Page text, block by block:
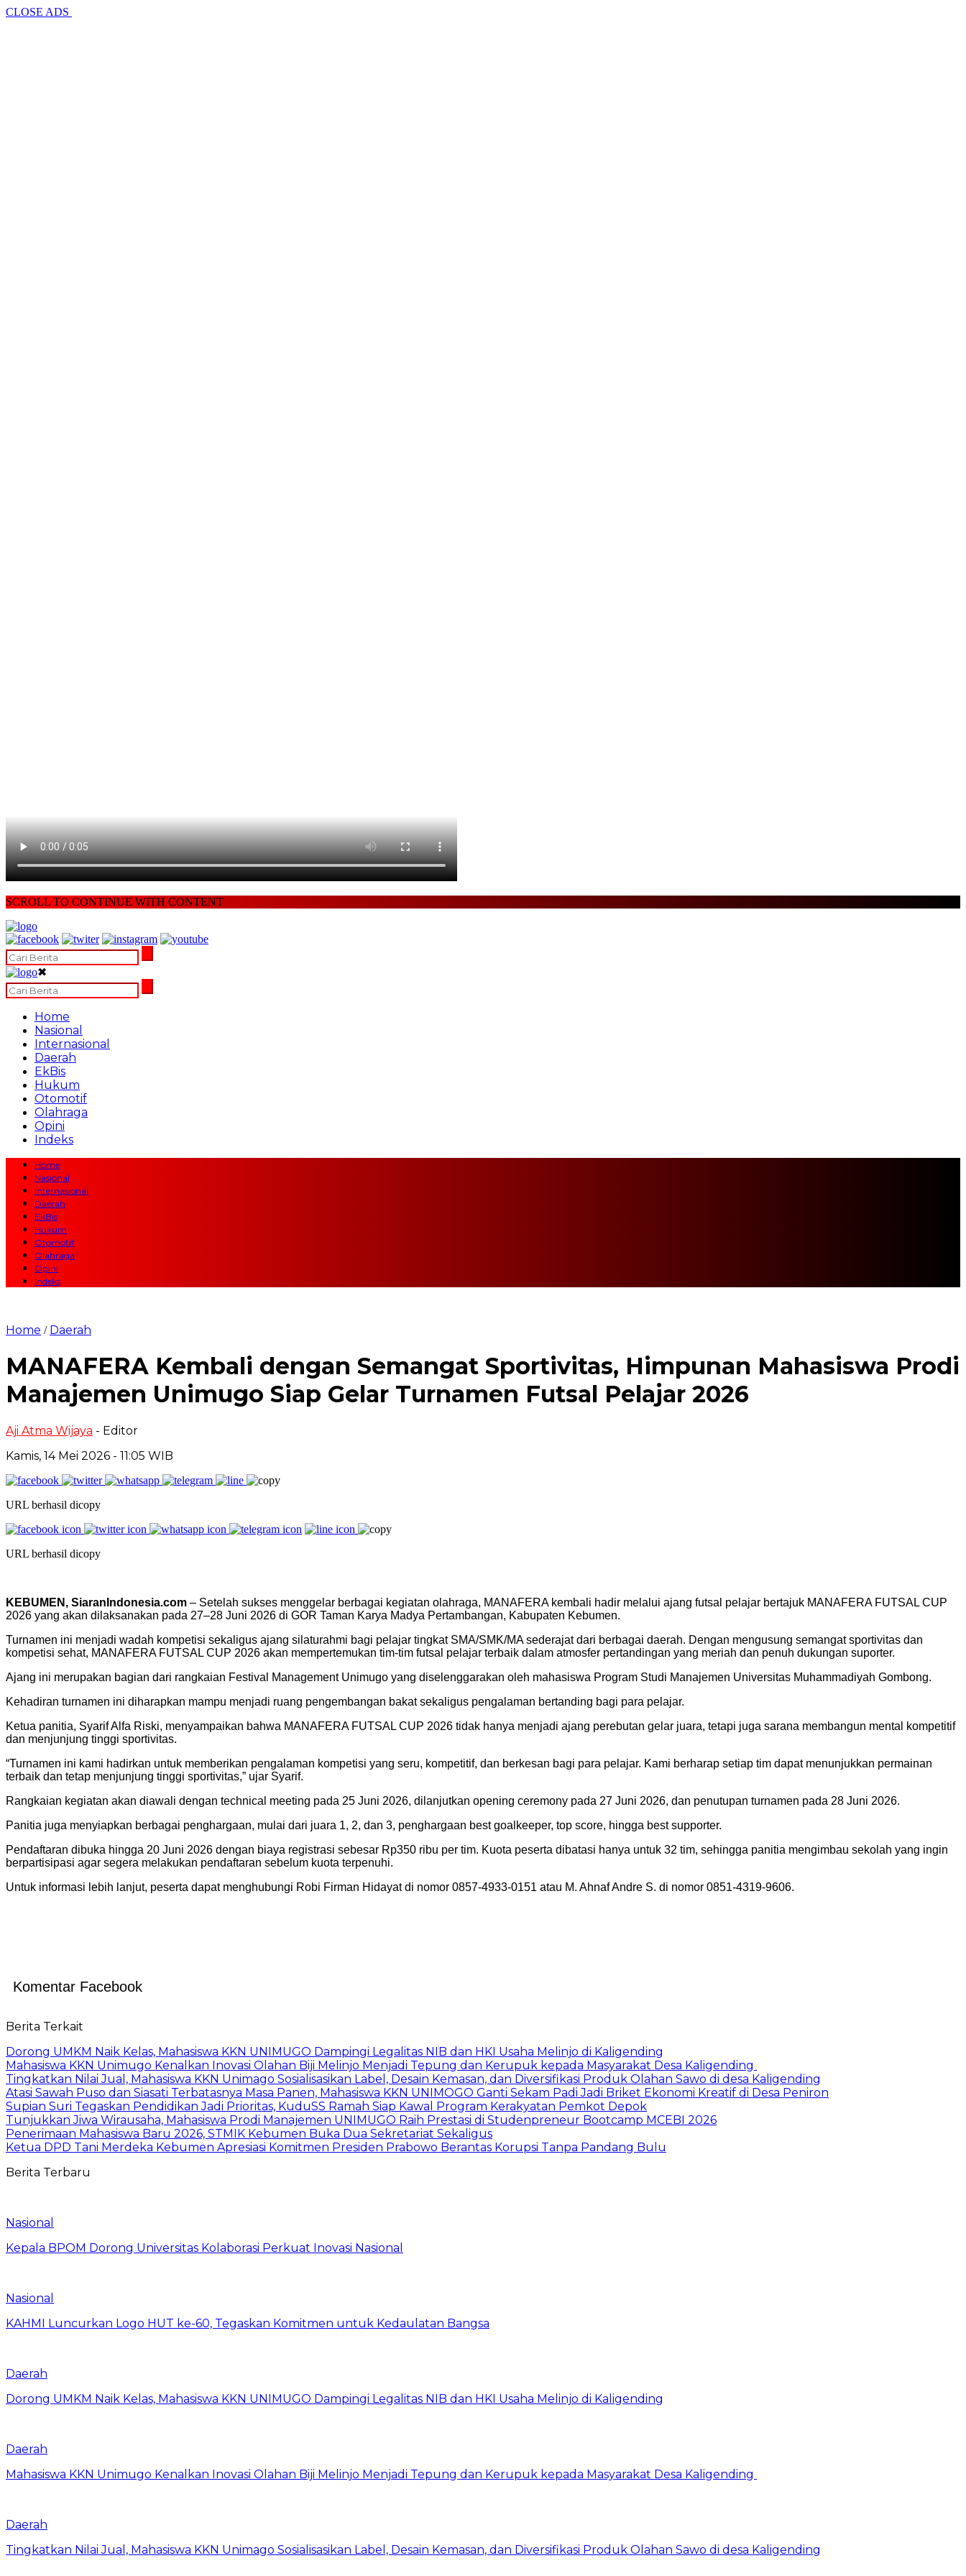
CLOSE ADS
SCROLL TO CONTINUE WITH CONTENT
✖
Home
Nasional
Internasional
Daerah
EkBis
Hukum
Otomotif
Olahraga
Opini
Indeks
Home
Nasional
Internasional
Daerah
EkBis
Hukum
Otomotif
Olahraga
Opini
Indeks
Home / Daerah
MANAFERA Kembali dengan Semangat Sportivitas, Himpunan Mahasiswa Prodi
Manajemen Unimugo Siap Gelar Turnamen Futsal Pelajar 2026
Aji Atma Wijaya - Editor
Kamis, 14 Mei 2026 - 11:05 WIB
URL berhasil dicopy
URL berhasil dicopy
KEBUMEN, SiaranIndonesia.com – Setelah sukses menggelar berbagai kegiatan olahraga, MANAFERA kembali hadir melalui ajang futsal pelajar bertajuk MANAFERA FUTSAL CUP
2026 yang akan dilaksanakan pada 27–28 Juni 2026 di GOR Taman Karya Madya Pertambangan, Kabupaten Kebumen.
Turnamen ini menjadi wadah kompetisi sekaligus ajang silaturahmi bagi pelajar tingkat SMA/SMK/MA sederajat dari berbagai daerah. Dengan mengusung semangat sportivitas dan
kompetisi sehat, MANAFERA FUTSAL CUP 2026 akan mempertemukan tim-tim futsal pelajar terbaik dalam atmosfer pertandingan yang meriah dan penuh dukungan suporter.
Ajang ini merupakan bagian dari rangkaian Festival Management Unimugo yang diselenggarakan oleh mahasiswa Program Studi Manajemen Universitas Muhammadiyah Gombong.
Kehadiran turnamen ini diharapkan mampu menjadi ruang pengembangan bakat sekaligus pengalaman bertanding bagi para pelajar.
Ketua panitia, Syarif Alfa Riski, menyampaikan bahwa MANAFERA FUTSAL CUP 2026 tidak hanya menjadi ajang perebutan gelar juara, tetapi juga sarana membangun mental kompetitif
dan menjunjung tinggi sportivitas.
“Turnamen ini kami hadirkan untuk memberikan pengalaman kompetisi yang seru, kompetitif, dan berkesan bagi para pelajar. Kami berharap setiap tim dapat menunjukkan permainan
terbaik dan tetap menjunjung tinggi sportivitas,” ujar Syarif.
Rangkaian kegiatan akan diawali dengan technical meeting pada 25 Juni 2026, dilanjutkan opening ceremony pada 27 Juni 2026, dan penutupan turnamen pada 28 Juni 2026.
Panitia juga menyiapkan berbagai penghargaan, mulai dari juara 1, 2, dan 3, penghargaan best goalkeeper, top score, hingga best supporter.
Pendaftaran dibuka hingga 20 Juni 2026 dengan biaya registrasi sebesar Rp350 ribu per tim. Kuota peserta dibatasi hanya untuk 32 tim, sehingga panitia mengimbau sekolah yang ingin
berpartisipasi agar segera melakukan pendaftaran sebelum kuota terpenuhi.
Untuk informasi lebih lanjut, peserta dapat menghubungi Robi Firman Hidayat di nomor 0857-4933-0151 atau M. Ahnaf Andre S. di nomor 0851-4319-9606.
Komentar Facebook
Berita Terkait
Dorong UMKM Naik Kelas, Mahasiswa KKN UNIMUGO Dampingi Legalitas NIB dan HKI Usaha Melinjo di Kaligending
Mahasiswa KKN Unimugo Kenalkan Inovasi Olahan Biji Melinjo Menjadi Tepung dan Kerupuk kepada Masyarakat Desa Kaligending
Tingkatkan Nilai Jual, Mahasiswa KKN Unimago Sosialisasikan Label, Desain Kemasan, dan Diversifikasi Produk Olahan Sawo di desa Kaligending
Atasi Sawah Puso dan Siasati Terbatasnya Masa Panen, Mahasiswa KKN UNIMOGO Ganti Sekam Padi Jadi Briket Ekonomi Kreatif di Desa Peniron
Supian Suri Tegaskan Pendidikan Jadi Prioritas, KuduSS Ramah Siap Kawal Program Kerakyatan Pemkot Depok
Tunjukkan Jiwa Wirausaha, Mahasiswa Prodi Manajemen UNIMUGO Raih Prestasi di Studenpreneur Bootcamp MCEBI 2026
Penerimaan Mahasiswa Baru 2026, STMIK Kebumen Buka Dua Sekretariat Sekaligus
Ketua DPD Tani Merdeka Kebumen Apresiasi Komitmen Presiden Prabowo Berantas Korupsi Tanpa Pandang Bulu
Berita Terbaru
Nasional
Kepala BPOM Dorong Universitas Kolaborasi Perkuat Inovasi Nasional
Nasional
KAHMI Luncurkan Logo HUT ke-60, Tegaskan Komitmen untuk Kedaulatan Bangsa
Daerah
Dorong UMKM Naik Kelas, Mahasiswa KKN UNIMUGO Dampingi Legalitas NIB dan HKI Usaha Melinjo di Kaligending
Daerah
Mahasiswa KKN Unimugo Kenalkan Inovasi Olahan Biji Melinjo Menjadi Tepung dan Kerupuk kepada Masyarakat Desa Kaligending
Daerah
Tingkatkan Nilai Jual, Mahasiswa KKN Unimago Sosialisasikan Label, Desain Kemasan, dan Diversifikasi Produk Olahan Sawo di desa Kaligending